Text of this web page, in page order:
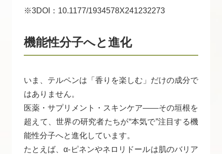
※3DOI：10.1177/1934578X241232273
機能性分子へと進化
いま、テルペンは「香りを楽しむ」だけの成分で
はありません。
医薬・サプリメント・スキンケア――その垣根を
超えて、世界の研究者たちが“本気で”注目する機
能性分子へと進化しています。
たとえば、α-ピネンやネロリドールは肌のバリア